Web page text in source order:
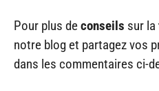
Pour plus deconseils sur la
notre blog et partagez vos
dans les commentaires ci-